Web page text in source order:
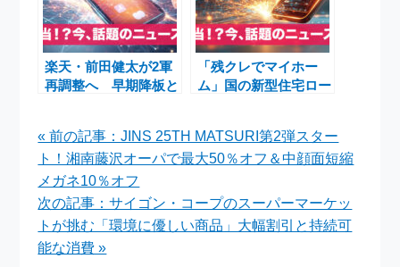
楽天・前田健太が2軍
再調整へ 早期降板と
「残クレでマイホー
ム」国の新型住宅ロー
« 前の記事：JINS 25TH MATSURI第2弾スター
ト！湘南藤沢オーパで最大50％オフ＆中顔面短縮
メガネ10％オフ
次の記事：サイゴン・コープのスーパーマーケッ
トが挑む「環境に優しい商品」大幅割引と持続可
能な消費 »